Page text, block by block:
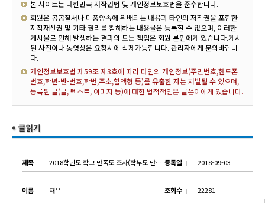
본 사이트는 대한민국 저작권법 및 개인정보보호법을 준수합니다.
회원은 공공질서나 미풍양속에 위배되는 내용과 타인의 저작권을 포함한
지적재산권 및 기타 권리를 침해하는 내용물은 등록할 수 없으며, 이러한
게시물로 인해 발생하는 결과의 모든 책임은 회원 본인에게 있습니다.게시
된 사진이나 동영상은 요청시에 삭제가능합니다. 관리자에게 문의바랍니
다.
개인정보보호법 제59조 제3호에 따라 타인의 개인정보(주민번호,핸드폰
번호,학년-반-번호,학번,주소,혈액형 등)를 유출한 자는 처벌될 수 있으며,
등록된 글(글, 텍스트, 이미지 등)에 대한 법적책임은 글쓴이에게 있습니다.
제목 2018학년도 학교 만족도 조사(학부모 만족도 조사 설문지) 등록일 2018-09-03
이름 채** 조회수 22281